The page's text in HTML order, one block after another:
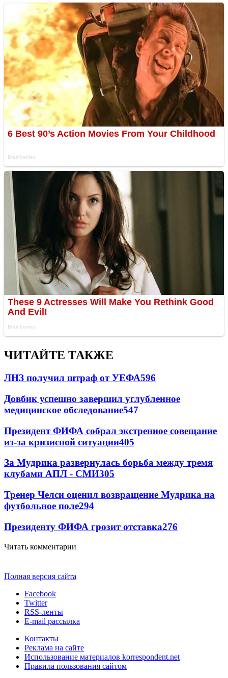
ЧИТАЙТЕ ТАКЖЕ
ЛНЗ получил штраф от УЕФА596
Довбик успешно завершил углубленное
медицинское обследование547
Президент ФИФА собрал экстренное совещание
из-за кризисной ситуации405
За Мудрика развернулась борьба между тремя
клубами АПЛ - СМИ305
Тренер Челси оценил возвращение Мудрика на
футбольное поле294
Президенту ФИФА грозит отставка276
Читать комментарии
Полная версия сайта
Facebook
Twitter
RSS-ленты
E-mail рассылка
Контакты
Реклама на сайте
Использование материалов korrespondent.net
Правила пользования сайтом